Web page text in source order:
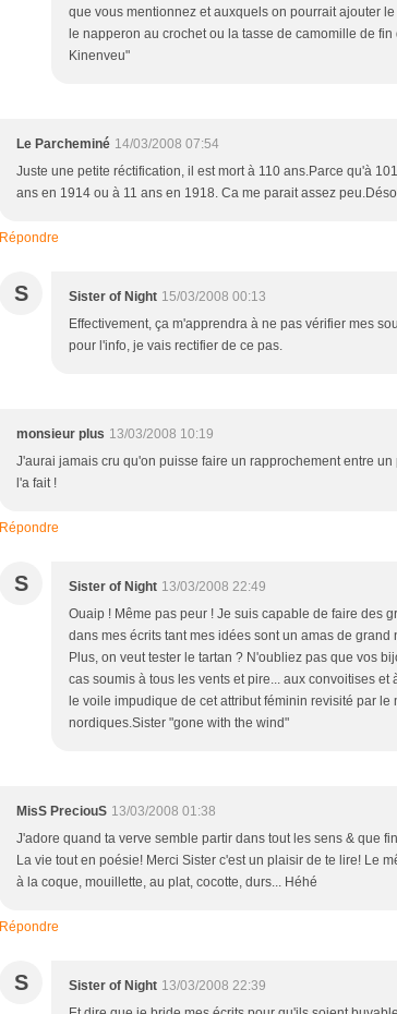
que vous mentionnez et auxquels on pourrait ajouter
le napperon au crochet ou la tasse de camomille de
Kinenveu"
Le Parcheminé 14/03/2008 07:54
Juste une petite réctification, il est mort à 110 ans.Parce qu'à
ans en 1914 ou à 11 ans en 1918. Ca me parait assez
Répondre
S Sister of Night 15/03/2008 00:13
Effectivement, ça m'apprendra à ne pas vérifier mes
pour l'info, je vais rectifier de ce pas.
monsieur plus 13/03/2008 10:19
J'aurai jamais cru qu'on puisse faire un rapprochement entre
l'a fait !
Répondre
S Sister of Night 13/03/2008 22:49
Ouaip ! Même pas peur ! Je suis capable de faire des
dans mes écrits tant mes idées sont un amas de
Plus, on veut tester le tartan ? N'oubliez pas que vos
cas soumis à tous les vents et pire... aux convoitises
le voile impudique de cet attribut féminin revisité par le
nordiques.Sister "gone with the wind"
MisS PreciouS 13/03/2008 01:38
J'adore quand ta verve semble partir dans tout les sens & que
La vie tout en poésie! Merci Sister c'est un plaisir de te lire! Le
à la coque, mouillette, au plat, cocotte, durs... Héhé
Répondre
S Sister of Night 13/03/2008 22:39